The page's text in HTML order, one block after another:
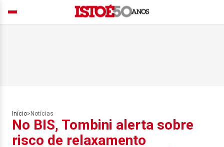
Início> Notícias
No BIS, Tombini alerta sobre
risco de relaxamento